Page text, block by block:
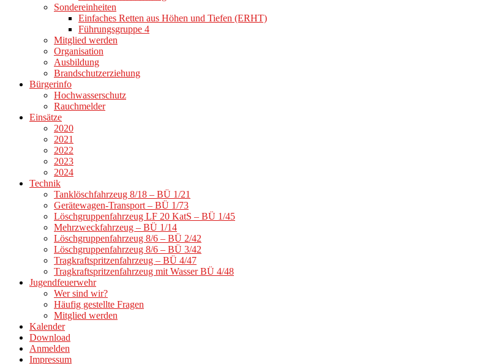
Sondereinheiten
Einfaches Retten aus Höhen und Tiefen (ERHT)
Führungsgruppe 4
Mitglied werden
Organisation
Ausbildung
Brandschutzerziehung
Bürgerinfo
Hochwasserschutz
Rauchmelder
Einsätze
2020
2021
2022
2023
2024
Technik
Tanklöschfahrzeug 8/18 – BÜ 1/21
Gerätewagen-Transport – BÜ 1/73
Löschgruppenfahrzeug LF 20 KatS – BÜ 1/45
Mehrzweckfahrzeug – BÜ 1/14
Löschgruppenfahrzeug 8/6 – BÜ 2/42
Löschgruppenfahrzeug 8/6 – BÜ 3/42
Tragkraftspritzenfahrzeug – BÜ 4/47
Tragkraftspritzenfahrzeug mit Wasser BÜ 4/48
Jugendfeuerwehr
Wer sind wir?
Häufig gestellte Fragen
Mitglied werden
Kalender
Download
Anmelden
Impressum